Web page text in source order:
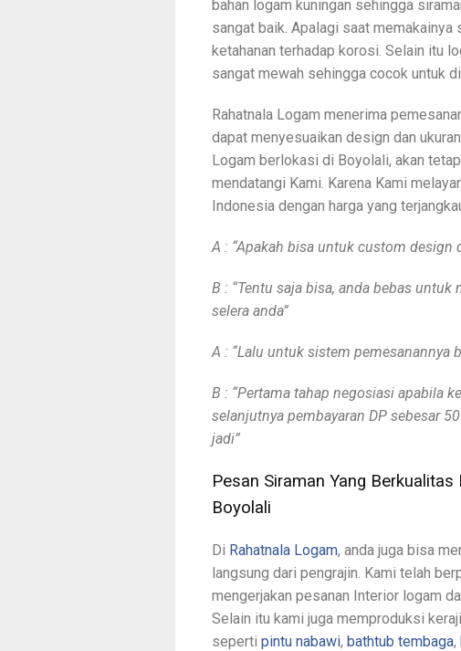
bahan logam kuningan sehingga
sangat baik. Apalagi saat
ketahanan terhadap korosi. Selain itu
sangat mewah sehingga cocok untuk
Rahatnala Logam menerima
dapat menyesuaikan design dan
Logam berlokasi di Boyolali, akan
mendatangi Kami. Karena Kami
Indonesia dengan harga yang
A : “Apakah bisa untuk custom design
B : “Tentu saja bisa, anda bebas
selera anda”
A : “Lalu untuk sistem pemesanannya
B : “Pertama tahap negosiasi apabila
selanjutnya pembayaran DP sebesar
jadi”
Pesan Siraman Yang
Boyolali
Di Rahatnala Logam, anda juga bisa
langsung dari pengrajin. Kami telah
mengerjakan pesanan Interior logam
Selain itu kami juga memproduksi
seperti pintu nabawi, bathtub tembaga,